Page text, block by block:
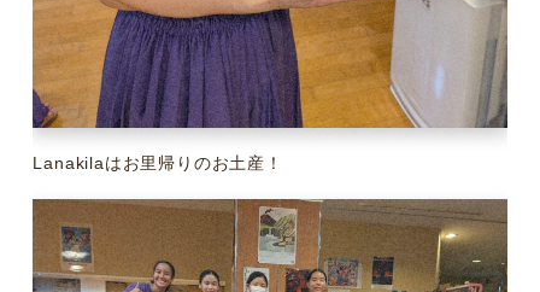
Lanakilaはお里帰りのお土産！